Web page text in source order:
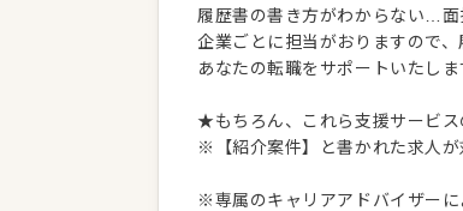
履歴書の書き方がわからない…
企業ごとに担当がおりますので
あなたの転職をサポートいたしま
★もちろん、これら支援サービ
※【紹介案件】と書かれた求人が
※専属のキャリアアドバイザー